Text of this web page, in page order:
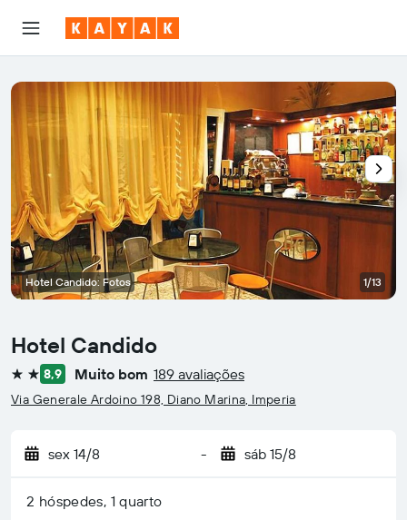
Hotel Candido
2 estrelas
8,9 Muito bom 189 avaliações
Via Generale Ardoino 198, Diano Marina, Imperia
sex 14/8 - sáb 15/8
2 hóspedes, 1 quarto
Hotel Candido: Fotos 1/13